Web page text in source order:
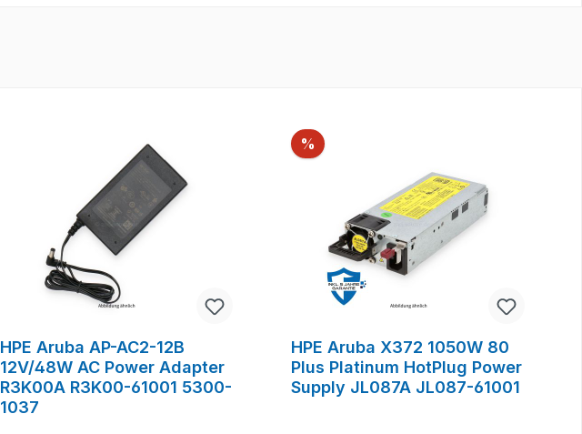
HPE Aruba AP-AC2-12B
12V/48W AC Power Adapter
R3K00A R3K00-61001 5300-
1037
% Rabatt
HPE Aruba X372 1050W 80
Plus Platinum HotPlug Power
Supply JL087A JL087-61001